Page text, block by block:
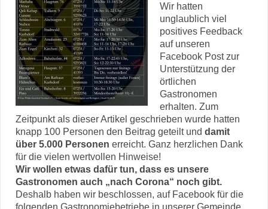
Wir hatten
unglaublich viel
positives Feedback
auf unseren
Facebook Post zur
Unterstützung der
örtlichen
Gastronomen
erhalten. Zum
Zeitpunkt als dieser Artikel geschrieben wurde hatten
knapp 100 Personen den Beitrag geteilt und damit
über 5.000 Personen erreicht. Ganz herzlichen Dank
für die vielen wertvollen Hinweise!
Wir wollen etwas dafür tun, dass es unsere
Gastronomen auch „nach Corona“ noch gibt.
Deshalb haben wir beschlossen, auf Facebook für die
folgenden Gastronomiebetriebe in unserer Gemeinde